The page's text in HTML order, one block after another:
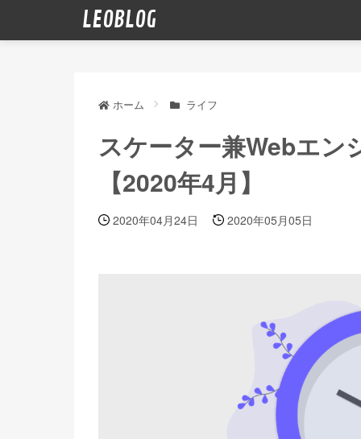
LEOBLOG
ホーム ライフ
スケーター兼Webエン
【2020年4月】
2020年04月24日 2020年05月05日